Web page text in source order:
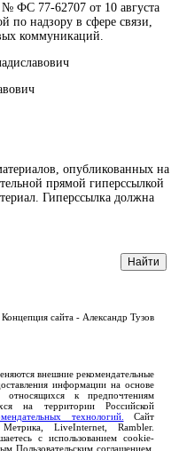
ФС 77-62707 от 10 августа
по надзору в сфере связи,
коммуникаций.
опубликованных на
прямой гиперссылкой
Гиперссылка должна
Концепция сайта - Александр Тузов
внешние рекомендательные
информации на основе
относящихся к предпочтениям
на территории Российской
технологий.
Сайт
Метрика, LiveInternet, Rambler.
с использованием cookie-
Пользовательским соглашением.